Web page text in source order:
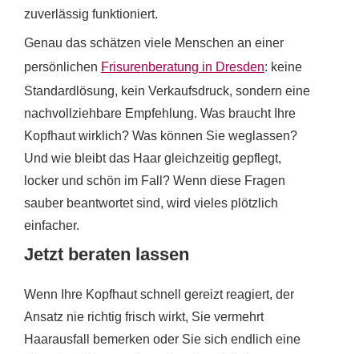
zuverlässig funktioniert.
Genau das schätzen viele Menschen an einer
persönlichen Frisurenberatung in Dresden: keine
Standardlösung, kein Verkaufsdruck, sondern eine
nachvollziehbare Empfehlung. Was braucht Ihre
Kopfhaut wirklich? Was können Sie weglassen?
Und wie bleibt das Haar gleichzeitig gepflegt,
locker und schön im Fall? Wenn diese Fragen
sauber beantwortet sind, wird vieles plötzlich
einfacher.
Jetzt beraten lassen
Wenn Ihre Kopfhaut schnell gereizt reagiert, der
Ansatz nie richtig frisch wirkt, Sie vermehrt
Haarausfall bemerken oder Sie sich endlich eine